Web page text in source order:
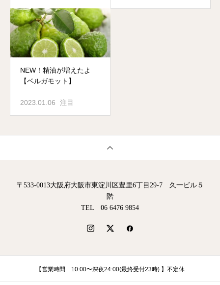
NEW！精油が増えたよ
【ベルガモット】
2023.01.06 注目
〒533-0013大阪府大阪市東淀川区豊里6丁目29-7 久一ビル５
階
TEL 06 6476 9854
【営業時間 10:00〜深夜24:00(最終受付23時) 】不定休